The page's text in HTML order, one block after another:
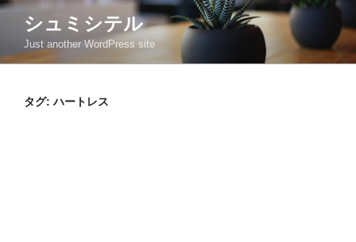
コ
ン
シュミシテル
Just another WordPress site
タグ:ハートレス